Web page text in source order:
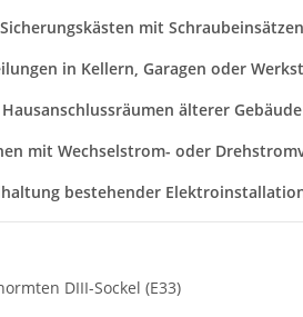
mit Schraubeinsätzen
in Kellern, Garagen oder
älterer Gebäude
mit Wechselstrom- oder
bestehender
DIII-Sockel (E33)